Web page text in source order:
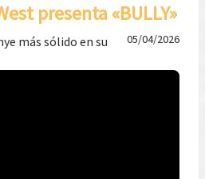
presenta «BULLY»
más sólido en su
05/04/2026